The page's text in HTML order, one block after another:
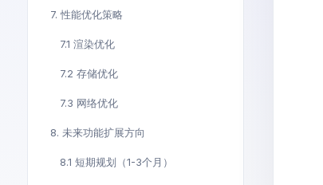
7. 性能优化策略
7.1 渲染优化
7.2 存储优化
7.3 网络优化
8. 未来功能扩展方向
8.1 短期规划（1-3个月）